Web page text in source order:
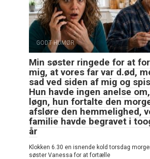
GODT HUMØR
Min søster ringede for at
mig, at vores far var d.ød,
sad ved siden af mig og
Hun havde ingen anelse
løgn, hun fortalte den
afsløre den hemmelighed,
familie havde begravet i
år
Klokken 6.30 en isnende kold torsdag
søster Vanessa for at fortælle